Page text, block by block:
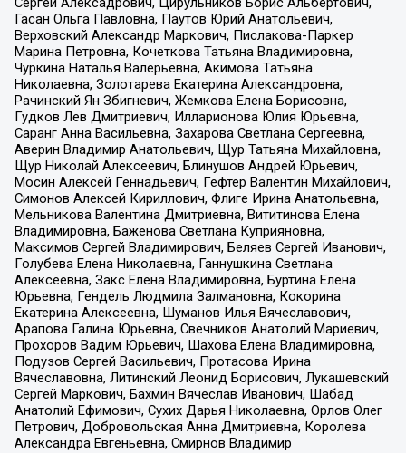
Гасан Ольга Павловна, Паутов Юрий Анатольевич,
Верховский Александр Маркович, Пислакова-Паркер
Марина Петровна, Кочеткова Татьяна Владимировна,
Чуркина Наталья Валерьевна, Акимова Татьяна
Николаевна, Золотарева Екатерина Александровна,
Рачинский Ян Збигневич, Жемкова Елена Борисовна,
Гудков Лев Дмитриевич, Илларионова Юлия Юрьевна,
Саранг Анна Васильевна, Захарова Светлана Сергеевна,
Аверин Владимир Анатольевич, Щур Татьяна Михайловна,
Щур Николай Алексеевич, Блинушов Андрей Юрьевич,
Мосин Алексей Геннадьевич, Гефтер Валентин Михайлович,
Симонов Алексей Кириллович, Флиге Ирина Анатольевна,
Мельникова Валентина Дмитриевна, Вититинова Елена
Владимировна, Баженова Светлана Куприяновна,
Максимов Сергей Владимирович, Беляев Сергей Иванович,
Голубева Елена Николаевна, Ганнушкина Светлана
Алексеевна, Закс Елена Владимировна, Буртина Елена
Юрьевна, Гендель Людмила Залмановна, Кокорина
Екатерина Алексеевна, Шуманов Илья Вячеславович,
Арапова Галина Юрьевна, Свечников Анатолий Мариевич,
Прохоров Вадим Юрьевич, Шахова Елена Владимировна,
Подузов Сергей Васильевич, Протасова Ирина
Вячеславовна, Литинский Леонид Борисович, Лукашевский
Сергей Маркович, Бахмин Вячеслав Иванович, Шабад
Анатолий Ефимович, Сухих Дарья Николаевна, Орлов Олег
Петрович, Добровольская Анна Дмитриевна, Королева
Александра Евгеньевна, Смирнов Владимир